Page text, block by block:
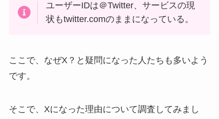
ユーザーIDは＠Twitter、サービスの現
状もtwitter.comのままになっている。
ここで、なぜX？と疑問になった人たちも多いよう
です。
そこで、Xになった理由について調査してみまし